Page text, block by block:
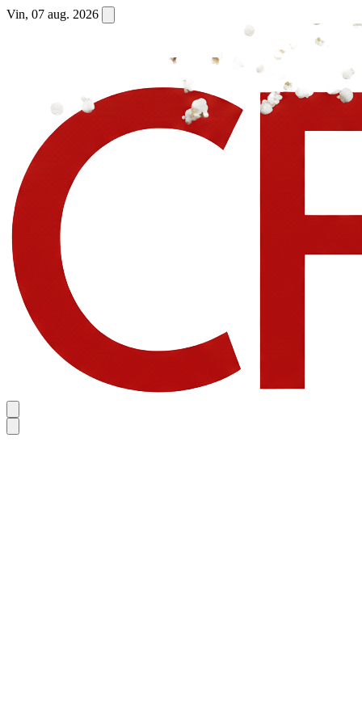
Vin, 07 aug. 2026